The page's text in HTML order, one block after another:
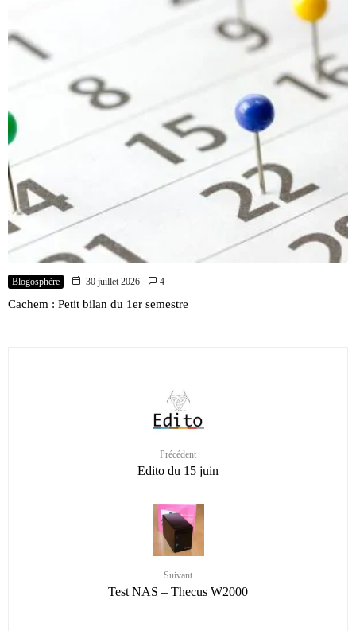
Blogosphère 30 juillet 2026 4
Cachem : Petit bilan du 1er semestre
Précédent
Edito du 15 juin
Suivant
Test NAS – Thecus W2000